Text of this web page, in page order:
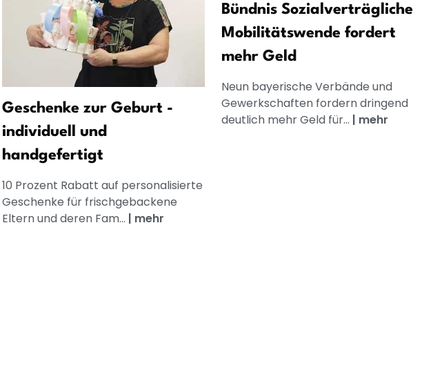
Geschenke zur Geburt -
individuell und
handgefertigt
10 Prozent Rabatt auf personalisierte
Geschenke für frischgebackene
Eltern und deren Fam... | mehr
Bündnis Sozialverträgliche
Mobilitätswende fordert
mehr Geld
Neun bayerische Verbände und
Gewerkschaften fordern dringend
deutlich mehr Geld für... | mehr